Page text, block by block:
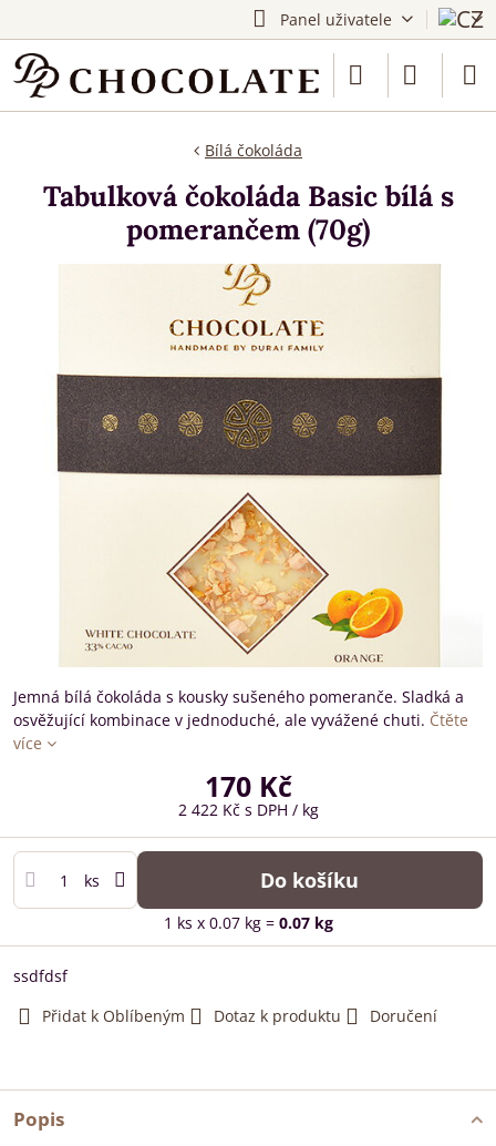
Panel uživatele
Bílá čokoláda
Tabulková čokoláda Basic bílá s
pomerančem (70g)
Jemná bílá čokoláda s kousky sušeného pomeranče. Sladká a
osvěžující kombinace v jednoduché, ale vyvážené chuti. Čtěte
více
170 Kč
2 422 Kč s DPH / kg
ks Do košíku
1 ks x 0.07 kg = 0.07kg
ssdfdsf
Přidat k Oblíbeným
Dotaz k produktu Doručení
Popis